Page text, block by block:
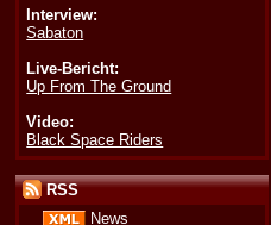
Interview:
Sabaton
Live-Bericht:
Up From The Ground
Video:
Black Space Riders
RSS
News